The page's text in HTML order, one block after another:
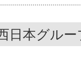
日本グル